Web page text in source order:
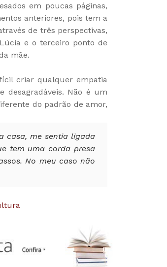
em poucas páginas,
anteriores, pois tem a
de três perspectivas,
e o terceiro ponto de
mãe.
criar qualquer empatia
desagradáveis. Não é um
do padrão de amor,
casa, me sentia ligada
tem uma corda presa
No meu caso não